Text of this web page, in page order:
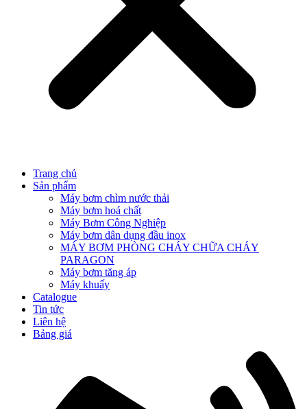
Trang chủ
Sản phẩm
Máy bơm chìm nước thải
Máy bơm hoá chất
Máy Bơm Công Nghiệp
Máy bơm dân dụng đầu inox
MÁY BƠM PHÒNG CHÁY CHỮA CHÁY
PARAGON
Máy bơm tăng áp
Máy khuấy
Catalogue
Tin tức
Liên hệ
Bảng giá